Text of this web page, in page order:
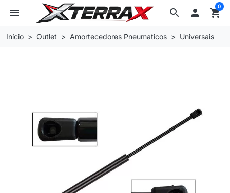
search
menu  shopping_cart
0
Início Outlet Amortecedores Pneumaticos Universais